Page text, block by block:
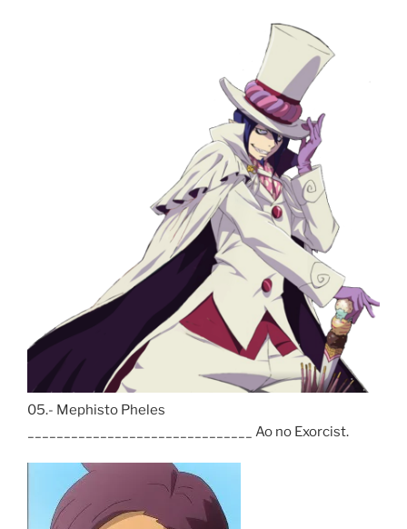
05.- Mephisto Pheles
_______________________________ Ao no Exorcist.